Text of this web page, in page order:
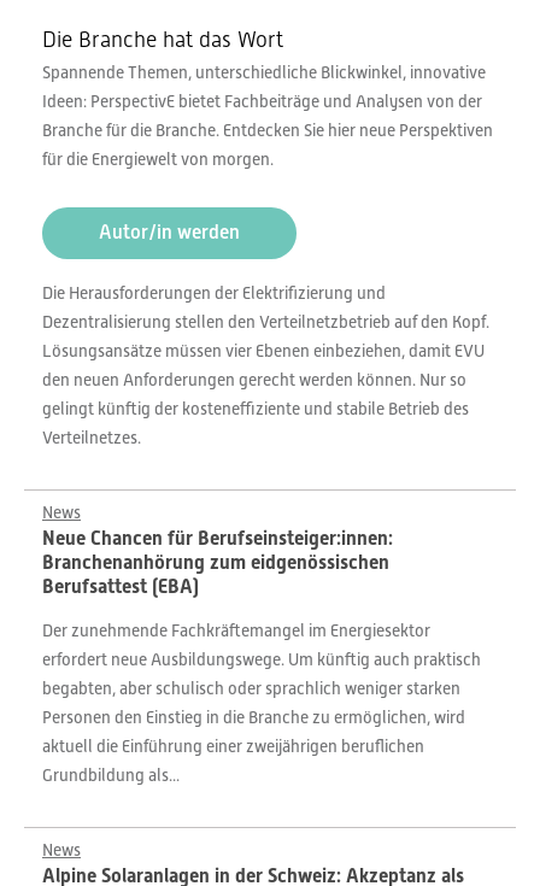
Die Branche hat das Wort
Spannende Themen, unterschiedliche Blickwinkel, innovative
Ideen: PerspectivE bietet Fachbeiträge und Analysen von der
Branche für die Branche. Entdecken Sie hier neue Perspektiven
für die Energiewelt von morgen.
Autor/in werden
Die Herausforderungen der Elektrifizierung und
Dezentralisierung stellen den Verteilnetzbetrieb auf den Kopf.
Lösungsansätze müssen vier Ebenen einbeziehen, damit EVU
den neuen Anforderungen gerecht werden können. Nur so
gelingt künftig der kosteneffiziente und stabile Betrieb des
Verteilnetzes.
News
Neue Chancen für Berufseinsteiger:innen:
Branchenanhörung zum eidgenössischen
Berufsattest (EBA)
Der zunehmende Fachkräftemangel im Energiesektor
erfordert neue Ausbildungswege. Um künftig auch praktisch
begabten, aber schulisch oder sprachlich weniger starken
Personen den Einstieg in die Branche zu ermöglichen, wird
aktuell die Einführung einer zweijährigen beruflichen
Grundbildung als...
News
Alpine Solaranlagen in der Schweiz: Akzeptanz als